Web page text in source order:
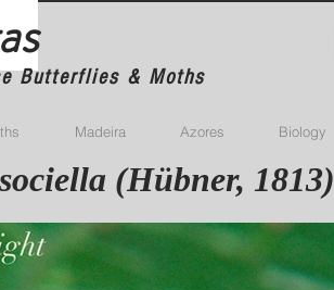
Butterflies & Moths
Madeira Azores Biology
(Hübner, 1813)